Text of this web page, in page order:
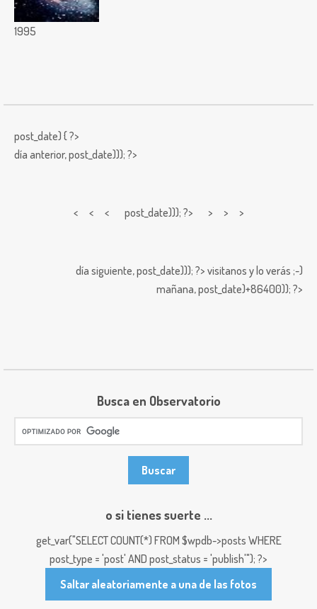
1995
post_date) { ?>
día anterior,post_date))); ?>
< < < post_date))); ?> > > >
día siguiente,post_date))); ?> visitanos y lo verás ;-)
mañana,post_date)+86400)); ?>
Busca en Observatorio
o si tienes suerte ...
get_var("SELECT COUNT(*) FROM $wpdb->posts WHERE
post_type = 'post' AND post_status = 'publish'"); ?>
Saltar aleatoriamente a una de las fotos